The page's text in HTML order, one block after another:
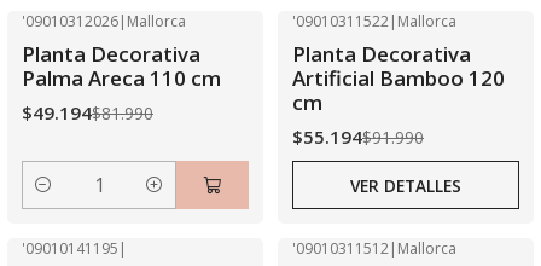
'09010312026| Mallorca
Planta Decorativa
Palma Areca 110 cm
$49.194$81.990
Cantidad
Agotado
'09010311522| Mallorca
Planta Decorativa
Artificial Bamboo 120
cm
$55.194$91.990
VER DETALLES
'09010141195 | '09010311512| Mallorca